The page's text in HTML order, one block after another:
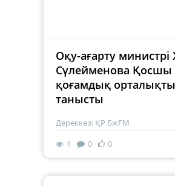
Оқу-ағарту
Сүлейменова Қосшы
қоғамдық
танысты
Дереккөз: ҚР БжҒМ
1
0 0